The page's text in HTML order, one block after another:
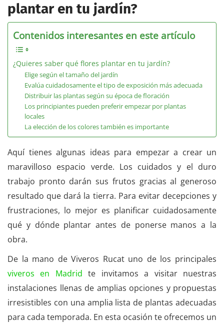
plantar en tu jardín?
Contenidos interesantes en este artículo
¿Quieres saber qué flores plantar en tu jardín?
Elige según el tamaño del jardín
Evalúa cuidadosamente el tipo de exposición más adecuada
Distribuir las plantas según su época de floración
Los principiantes pueden preferir empezar por plantas
locales
La elección de los colores también es importante
Aquí tienes algunas ideas para empezar a crear un
maravilloso espacio verde. Los cuidados y el duro
trabajo pronto darán sus frutos gracias al generoso
resultado que dará la tierra. Para evitar decepciones y
frustraciones, lo mejor es planificar cuidadosamente
qué y dónde plantar antes de ponerse manos a la
obra.
De la mano de Viveros Rucat uno de los principales
viveros en Madrid te invitamos a visitar nuestras
instalaciones llenas de amplias opciones y propuestas
irresistibles con una amplia lista de plantas adecuadas
para cada temporada. En esta ocasión te ofrecemos un